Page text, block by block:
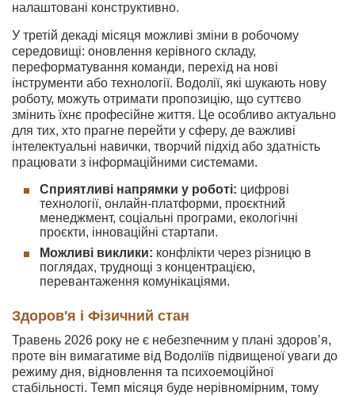
налаштовані конструктивно.
У третій декаді місяця можливі зміни в робочому
середовищі: оновлення керівного складу,
переформатування команди, перехід на нові
інструменти або технології. Водолії, які шукають нову
роботу, можуть отримати пропозицію, що суттєво
змінить їхнє професійне життя. Це особливо актуально
для тих, хто прагне перейти у сферу, де важливі
інтелектуальні навички, творчий підхід або здатність
працювати з інформаційними системами.
Сприятливі напрямки у роботі: цифрові
технології, онлайн-платформи, проєктний
менеджмент, соціальні програми, екологічні
проєкти, інноваційні стартапи.
Можливі виклики: конфлікти через різницю в
поглядах, труднощі з концентрацією,
перевантаження комунікаціями.
Здоров'я і Фізичний стан
Травень 2026 року не є небезпечним у плані здоров’я,
проте він вимагатиме від Водоліїв підвищеної уваги до
режиму дня, відновлення та психоемоційної
стабільності. Темп місяця буде нерівномірним, тому